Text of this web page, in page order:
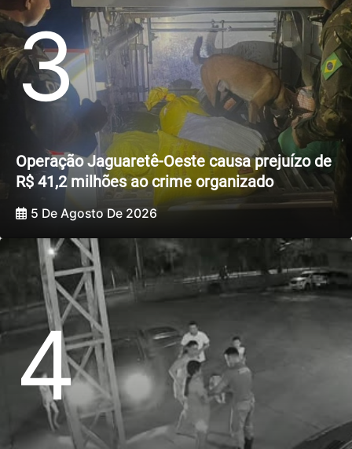
3
Operação Jaguaretê-Oeste causa prejuízo de
R$ 41,2 milhões ao crime organizado
5 De Agosto De 2026
4